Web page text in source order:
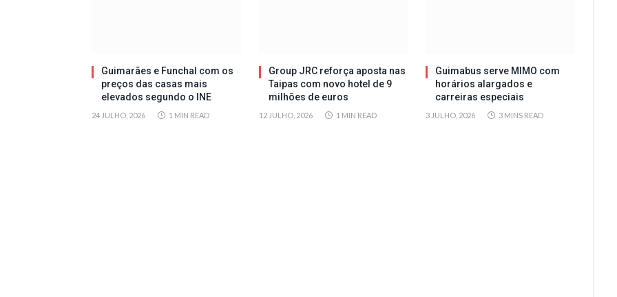
Guimarães e Funchal com os
preços das casas mais
elevados segundo o INE
24 JULHO, 2026 1 MIN READ
Group JRC reforça aposta nas
Taipas com novo hotel de 9
milhões de euros
12 JULHO, 2026 1 MIN READ
Guimabus serve MIMO com
horários alargados e
carreiras especiais
3 JULHO, 2026 3 MINS READ